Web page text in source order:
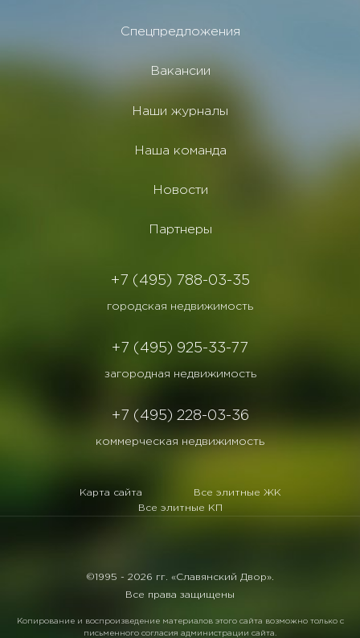
Спецпредложения
Вакансии
Наши журналы
Наша команда
Новости
Партнеры
+7 (495) 788-03-35
городская недвижимость
+7 (495) 925-33-77
загородная недвижимость
+7 (495) 228-03-36
коммерческая недвижимость
Карта сайта
Все элитные ЖК
Все элитные КП
©1995 - 2026 гг. «Славянский Двор».
Все права защищены
Копирование и воспроизведение материалов этого сайта возможно только с
письменного согласия администрации сайта.